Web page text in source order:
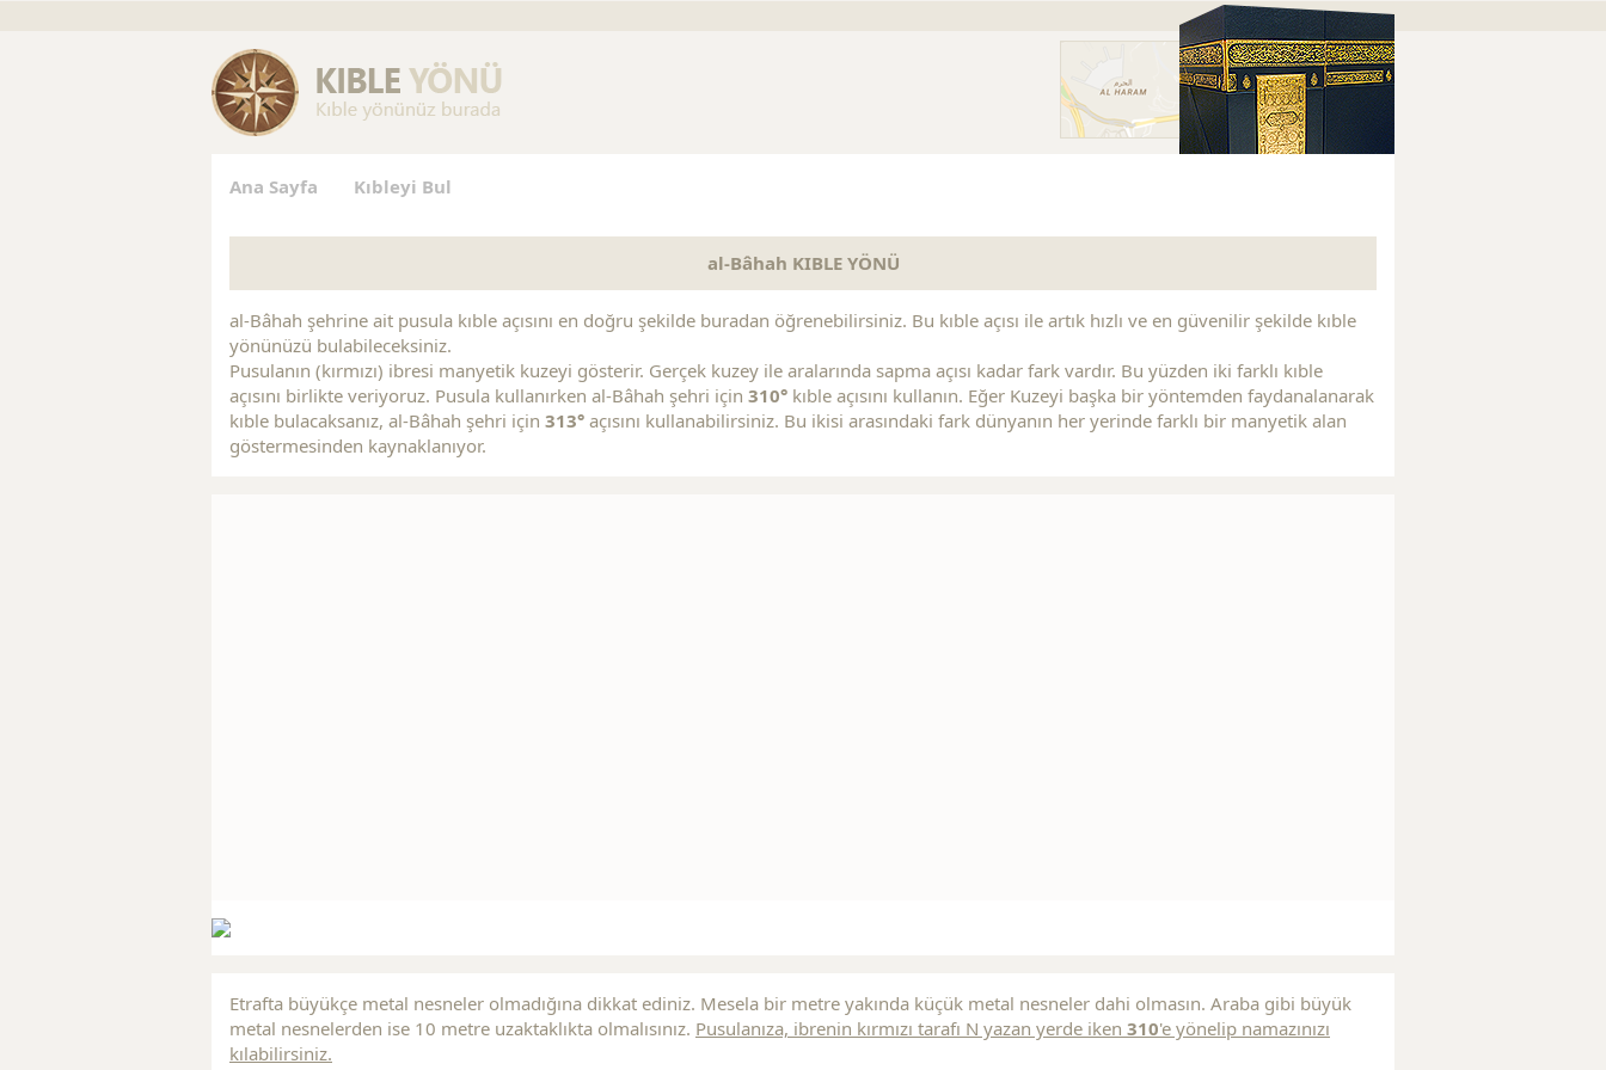
Replica Watches Replica Watches
Ana Sayfa Kıbleyi Bul
al-Bâhah KIBLE YÖNÜ
al-Bâhah şehrine ait pusula kıble açısını en doğru şekilde buradan öğrenebilirsiniz. Bu kıble açısı ile artık hızlı ve en güvenilir şekilde kıble
yönünüzü bulabileceksiniz.
Pusulanın (kırmızı) ibresi manyetik kuzeyi gösterir. Gerçek kuzey ile aralarında sapma açısı kadar fark vardır. Bu yüzden iki farklı kıble
açısını birlikte veriyoruz. Pusula kullanırken al-Bâhah şehri için 310° kıble açısını kullanın. Eğer Kuzeyi başka bir yöntemden faydanalanarak
kıble bulacaksanız, al-Bâhah şehri için 313° açısını kullanabilirsiniz. Bu ikisi arasındaki fark dünyanın her yerinde farklı bir manyetik alan
göstermesinden kaynaklanıyor.
Etrafta büyükçe metal nesneler olmadığına dikkat ediniz. Mesela bir metre yakında küçük metal nesneler dahi olmasın. Araba gibi büyük
metal nesnelerden ise 10 metre uzaktaklıkta olmalısınız. Pusulanıza, ibrenin kırmızı tarafı N yazan yerde iken 310'e yönelip namazınızı
kılabilirsiniz.